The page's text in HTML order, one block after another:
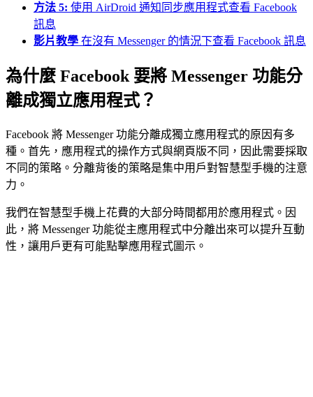
方法 5: 使用 AirDroid 通知同步應用程式查看 Facebook
訊息
影片教學 在沒有 Messenger 的情況下查看 Facebook 訊息
為什麼 Facebook 要將 Messenger 功能分
離成獨立應用程式？
Facebook 將 Messenger 功能分離成獨立應用程式的原因有多
種。首先，應用程式的操作方式與網頁版不同，因此需要採取
不同的策略。分離背後的策略是集中用戶對智慧型手機的注意
力。
我們在智慧型手機上花費的大部分時間都用於應用程式。因
此，將 Messenger 功能從主應用程式中分離出來可以提升互動
性，讓用戶更有可能點擊應用程式圖示。